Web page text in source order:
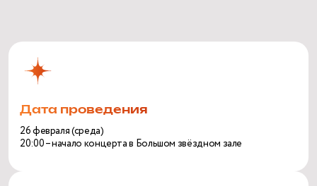
Дата проведения
26 февраля (среда)
20:00 – начало концерта в Большом звёздном зале